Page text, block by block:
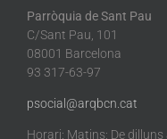
Parròquia de Sant Pau
C/Sant Pau, 101
08001 Barcelona
93 317-63-97
psocial@arqbcn.cat
Horari: Matins: De